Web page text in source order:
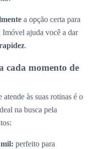
a opção certa para
ajuda você a dar
.
cada momento de
às suas rotinas é o
na busca pela
perfeito para